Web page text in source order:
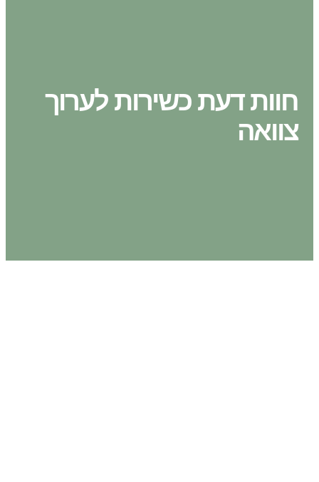
חוות דעת כשירות לערוך
צוואה